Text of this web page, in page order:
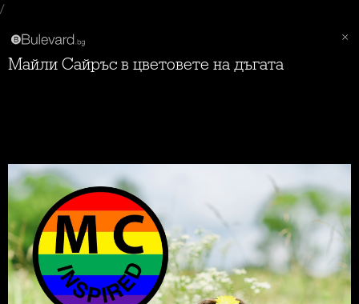
/
Майли Сайръс в цветовете на дъгата